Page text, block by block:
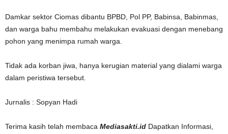
Damkar sektor Ciomas dibantu BPBD, Pol PP, Babinsa, Babinmas,
dan warga bahu membahu melakukan evakuasi dengan menebang
pohon yang menimpa rumah warga.
Tidak ada korban jiwa, hanya kerugian material yang dialami warga
dalam peristiwa tersebut.
Jurnalis : Sopyan Hadi
Terima kasih telah membaca Mediasakti.id Dapatkan Informasi,